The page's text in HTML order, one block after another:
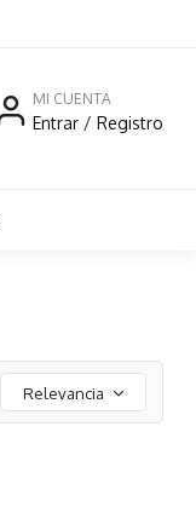
MI CUENTA
Entrar / Registro
Relevancia